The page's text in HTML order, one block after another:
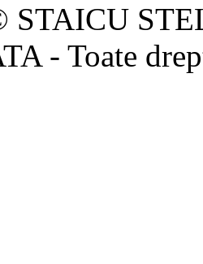
STAICU
- Toate